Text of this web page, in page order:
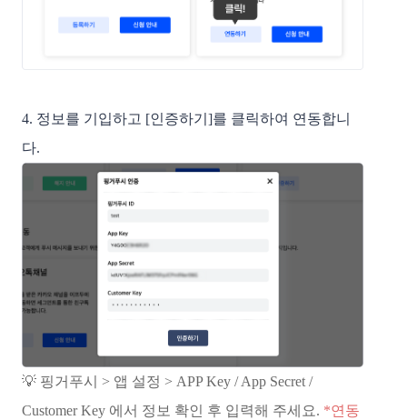
4. 정보를 기입하고 [인증하기]를 클릭하여 연동합니
다.
💡 핑거푸시 > 앱 설정 > APP Key / App Secret /
Customer Key 에서 정보 확인 후 입력해 주세요. *연동